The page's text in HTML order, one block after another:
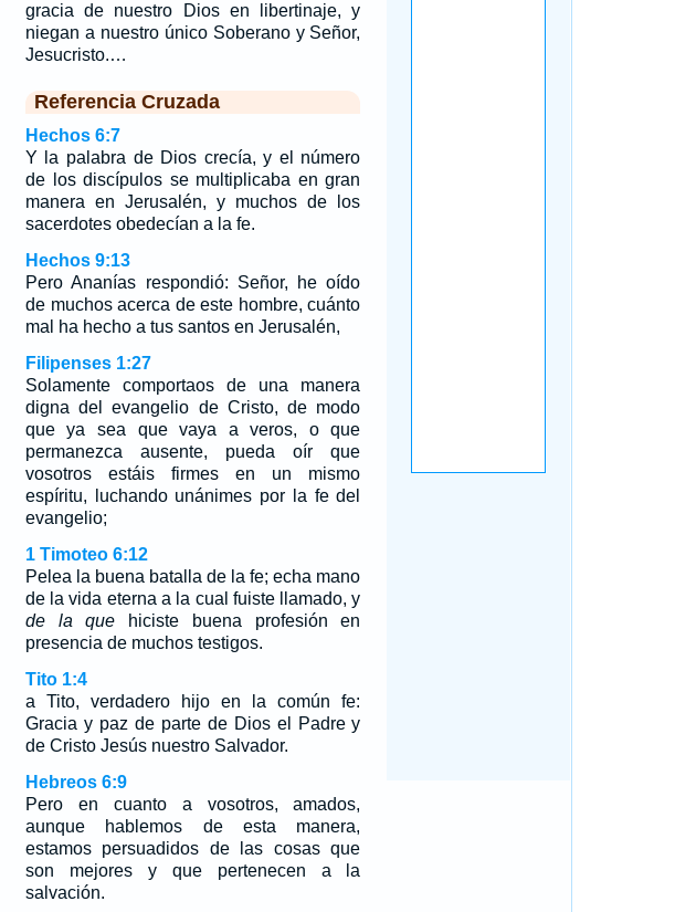
gracia de nuestro Dios en libertinaje, y
niegan a nuestro único Soberano y Señor,
Jesucristo.…
Referencia Cruzada
Hechos 6:7
Y la palabra de Dios crecía, y el número
de los discípulos se multiplicaba en gran
manera en Jerusalén, y muchos de los
sacerdotes obedecían a la fe.
Hechos 9:13
Pero Ananías respondió: Señor, he oído
de muchos acerca de este hombre, cuánto
mal ha hecho a tus santos en Jerusalén,
Filipenses 1:27
Solamente comportaos de una manera
digna del evangelio de Cristo, de modo
que ya sea que vaya a veros, o que
permanezca ausente, pueda oír que
vosotros estáis firmes en un mismo
espíritu, luchando unánimes por la fe del
evangelio;
1 Timoteo 6:12
Pelea la buena batalla de la fe; echa mano
de la vida eterna a la cual fuiste llamado, y
de la que hiciste buena profesión en
presencia de muchos testigos.
Tito 1:4
a Tito, verdadero hijo en la común fe:
Gracia y paz de parte de Dios el Padre y
de Cristo Jesús nuestro Salvador.
Hebreos 6:9
Pero en cuanto a vosotros, amados,
aunque hablemos de esta manera,
estamos persuadidos de las cosas que
son mejores y que pertenecen a la
salvación.